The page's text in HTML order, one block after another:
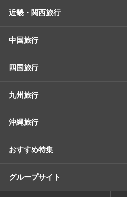
近畿・関西旅行
中国旅行
四国旅行
九州旅行
沖縄旅行
おすすめ特集
グループサイト